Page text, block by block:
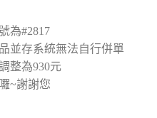
為#2817
並存系統無法自行併單
整為930元
~謝謝您